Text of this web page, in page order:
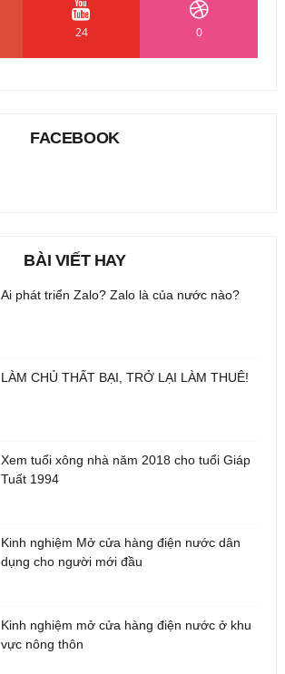
24 0
FACEBOOK
BÀI VIẾT HAY
Ai phát triển Zalo? Zalo là của nước nào?
LÀM CHỦ THẤT BẠI, TRỞ LẠI LÀM THUÊ!
Xem tuổi xông nhà năm 2018 cho tuổi Giáp
Tuất 1994
Kinh nghiệm Mở cửa hàng điện nước dân
dụng cho người mới đầu
Kinh nghiệm mở cửa hàng điện nước ở khu
vực nông thôn